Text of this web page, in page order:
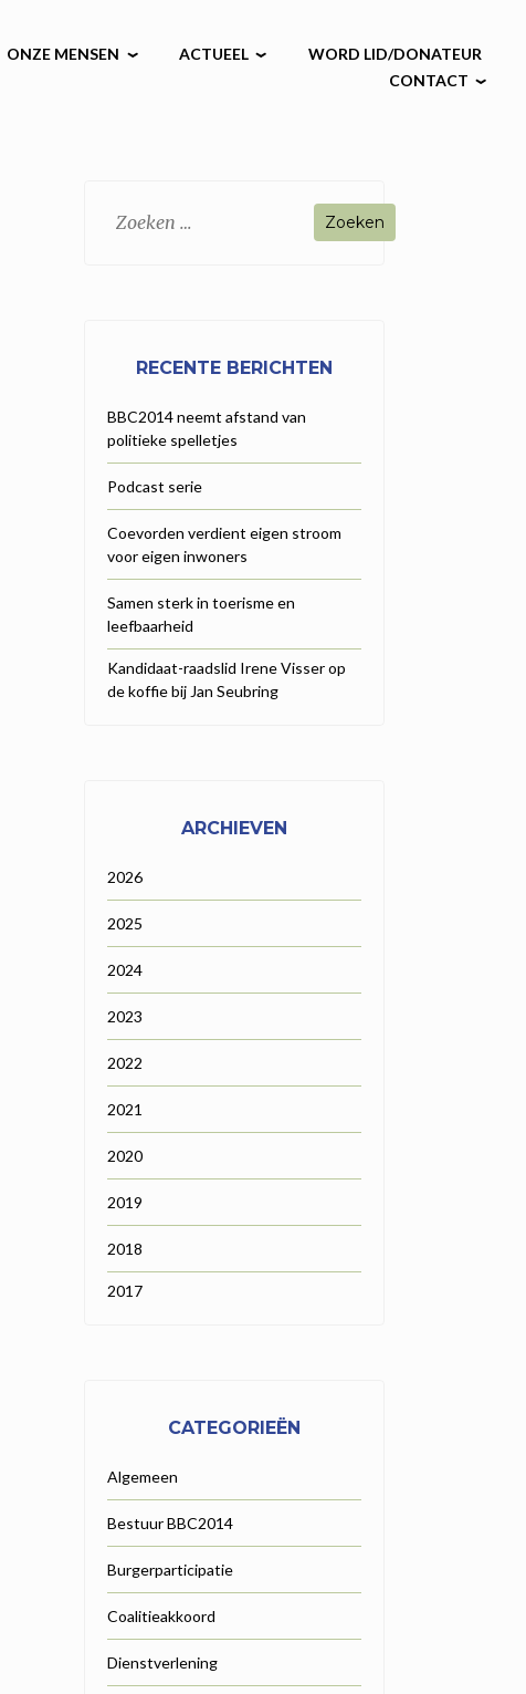
ONZE MENSEN ACTUEEL
WORD LID/DONATEUR
CONTACT
Zoeken
RECENTE BERICHTEN
BBC2014 neemt afstand van
politieke spelletjes
Podcast serie
Coevorden verdient eigen stroom
voor eigen inwoners
Samen sterk in toerisme en
leefbaarheid
Kandidaat-raadslid Irene Visser op
de koffie bij Jan Seubring
ARCHIEVEN
2026
2025
2024
2023
2022
2021
2020
2019
2018
2017
CATEGORIEËN
Algemeen
Bestuur BBC2014
Burgerparticipatie
Coalitieakkoord
Dienstverlening